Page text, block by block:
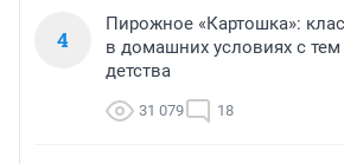
4
Пирожное «Картошка»:
в домашних условиях с
детства
31 079 18